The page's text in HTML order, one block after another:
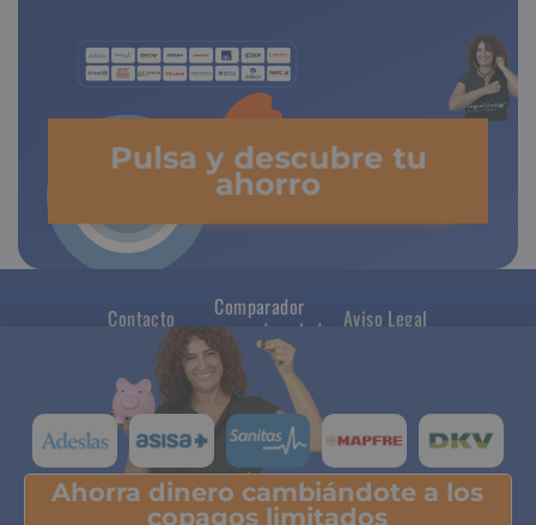
Pulsa y descubre tu
ahorro
Contacto
Comparador
seguros de salud
Aviso Legal
Ahorra dinero cambiándote a los
copagos limitados
Pulsa y descubre tu ahorro